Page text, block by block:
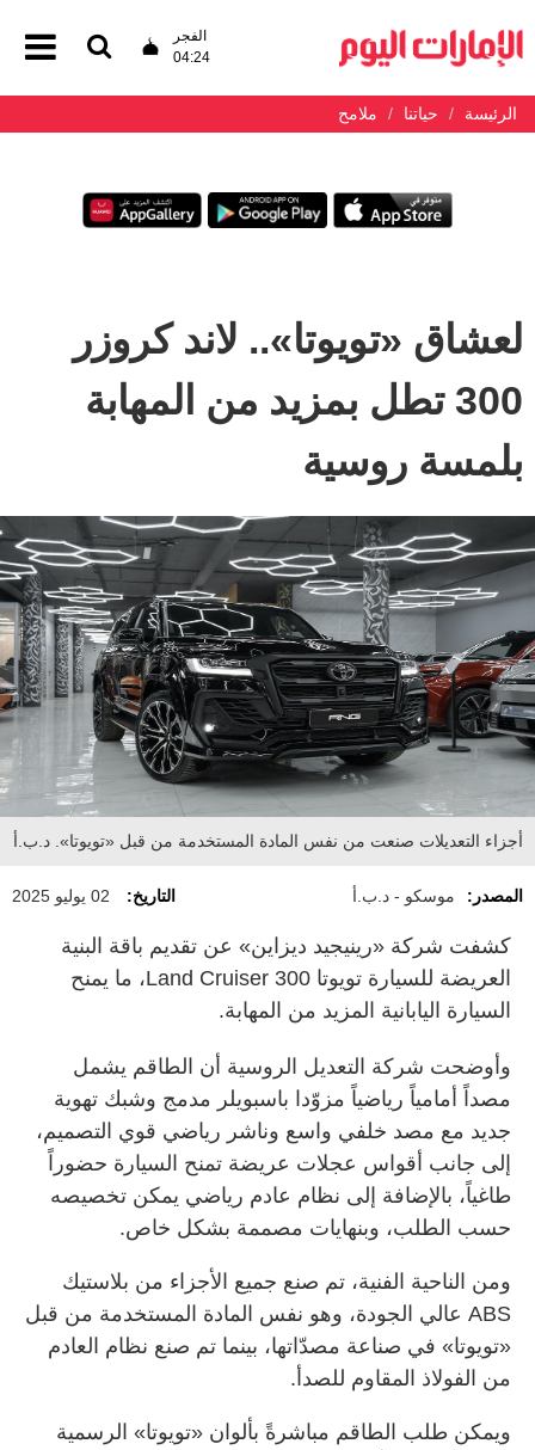
الفجر
04:24
الرئيسة حياتنا ملامح
لعشاق «تويوتا».. لاند كروزر
300 تطل بمزيد من المهابة
بلمسة روسية
أجزاء التعديلات صنعت من نفس المادة المستخدمة من قبل «تويوتا». د.ب.أ
المصدر: موسكو - د.ب.أ التاريخ: 02 يوليو 2025
كشفت شركة «رينيجيد ديزاين» عن تقديم باقة البنية
العريضة للسيارة تويوتا Land Cruiser 300، ما يمنح
السيارة اليابانية المزيد من المهابة.
وأوضحت شركة التعديل الروسية أن الطاقم يشمل
مصداً أمامياً رياضياً مزوّدا باسبويلر مدمج وشبك تهوية
جديد مع مصد خلفي واسع وناشر رياضي قوي التصميم،
إلى جانب أقواس عجلات عريضة تمنح السيارة حضوراً
طاغياً، بالإضافة إلى نظام عادم رياضي يمكن تخصيصه
حسب الطلب، وبنهايات مصممة بشكل خاص.
ومن الناحية الفنية، تم صنع جميع الأجزاء من بلاستيك
ABS عالي الجودة، وهو نفس المادة المستخدمة من قبل
«تويوتا» في صناعة مصدّاتها، بينما تم صنع نظام العادم
من الفولاذ المقاوم للصدأ.
ويمكن طلب الطاقم مباشرةً بألوان «تويوتا» الرسمية